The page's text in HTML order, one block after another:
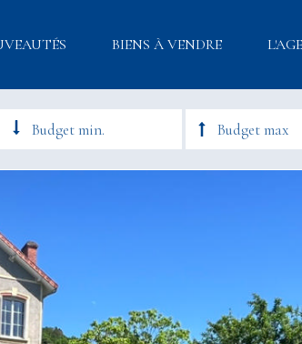
BIENS À VENDRE